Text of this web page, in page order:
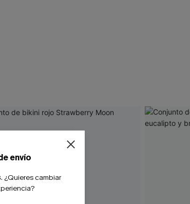
envío
. ¿Quieres cambiar
extra sin compra mínima